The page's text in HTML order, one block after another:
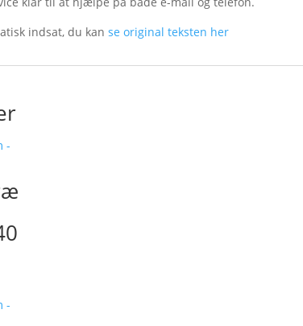
indsat, du kanse original teksten her